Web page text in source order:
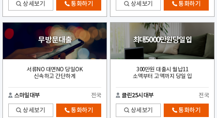
상세보기 통화하기 상세보기 통화하기
무 방 문 대 출
서류NO 대면NO 당일OK
신속하고 간단하게
스마일대부 전국
상세보기 통화하기
최대5000만원 당일 입
300만원 대출시 월납11
소액부터 고액까지 당일 입
클린25시대부 전국
상세보기 통화하기